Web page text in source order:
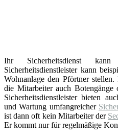
Ihr Sicherheitsdienst
Sicherheitsdienstleister kann
Wohnanlage den Pförtner
die Mitarbeiter auch Botengänge
Sicherheitsdienstleister bieten
und Wartung umfangreicher
ist dann oft kein Mitarbeiter der
Er kommt nur für regelmäßige